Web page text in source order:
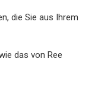
die Sie aus Ihrem
das von Ree